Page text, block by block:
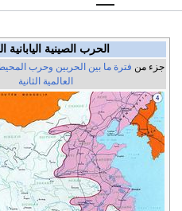
الحرب الصينية اليابانية
جزء من فترة ما بين الحربين وحرب
العالمية الثانية